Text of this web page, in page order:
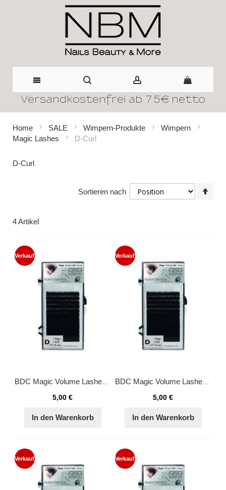
Direkt
Inhalt
Versandkostenfrei ab 75€ netto
Home SALE Wimpern-Produkte
Wimpern
Magic Lashes
D-Curl
D-Curl
4Artikel
Sortieren nach
Verkauf
BDC Magic Volume Lashes D-Curl 0,05 - 8 mm
5,00 €
In den Warenkorb
Verkauf
BDC Magic Volume Lashes D-Curl 0,05 - 9 mm
5,00 €
In den Warenkorb
Verkauf Verkauf